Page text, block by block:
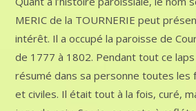
MERIC de la TOURNERIE peut
intérêt. Il a occupé la paroisse de
de 1777 à 1802. Pendant tout ce
résumé dans sa personne toutes les
et civiles. Il était tout à la fois, curé,